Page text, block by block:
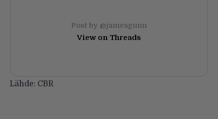
Post by @jamesgunn
View on Threads
Lähde: CBR